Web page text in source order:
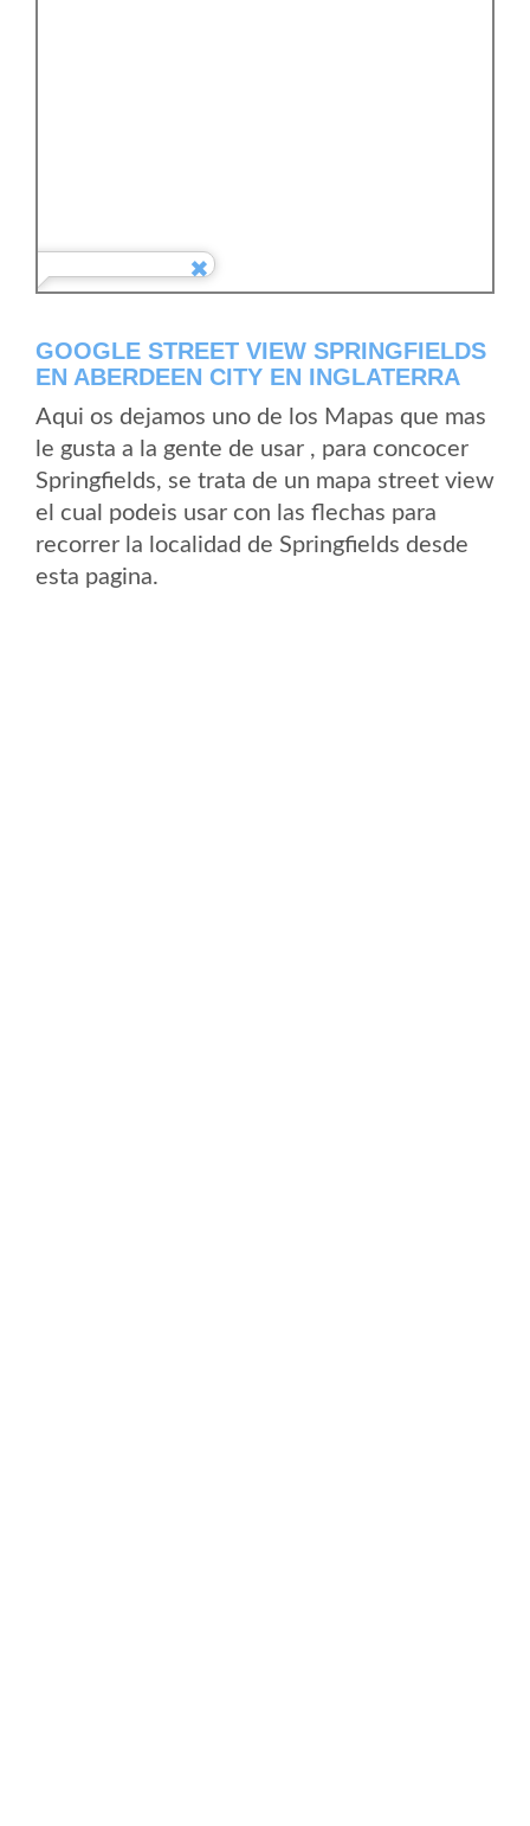
GOOGLE STREET VIEW SPRINGFIELDS
EN ABERDEEN CITY EN INGLATERRA
Aqui os dejamos uno de los Mapas que mas
le gusta a la gente de usar , para concocer
Springfields, se trata de un mapa street view
el cual podeis usar con las flechas para
recorrer la localidad de Springfields desde
esta pagina.